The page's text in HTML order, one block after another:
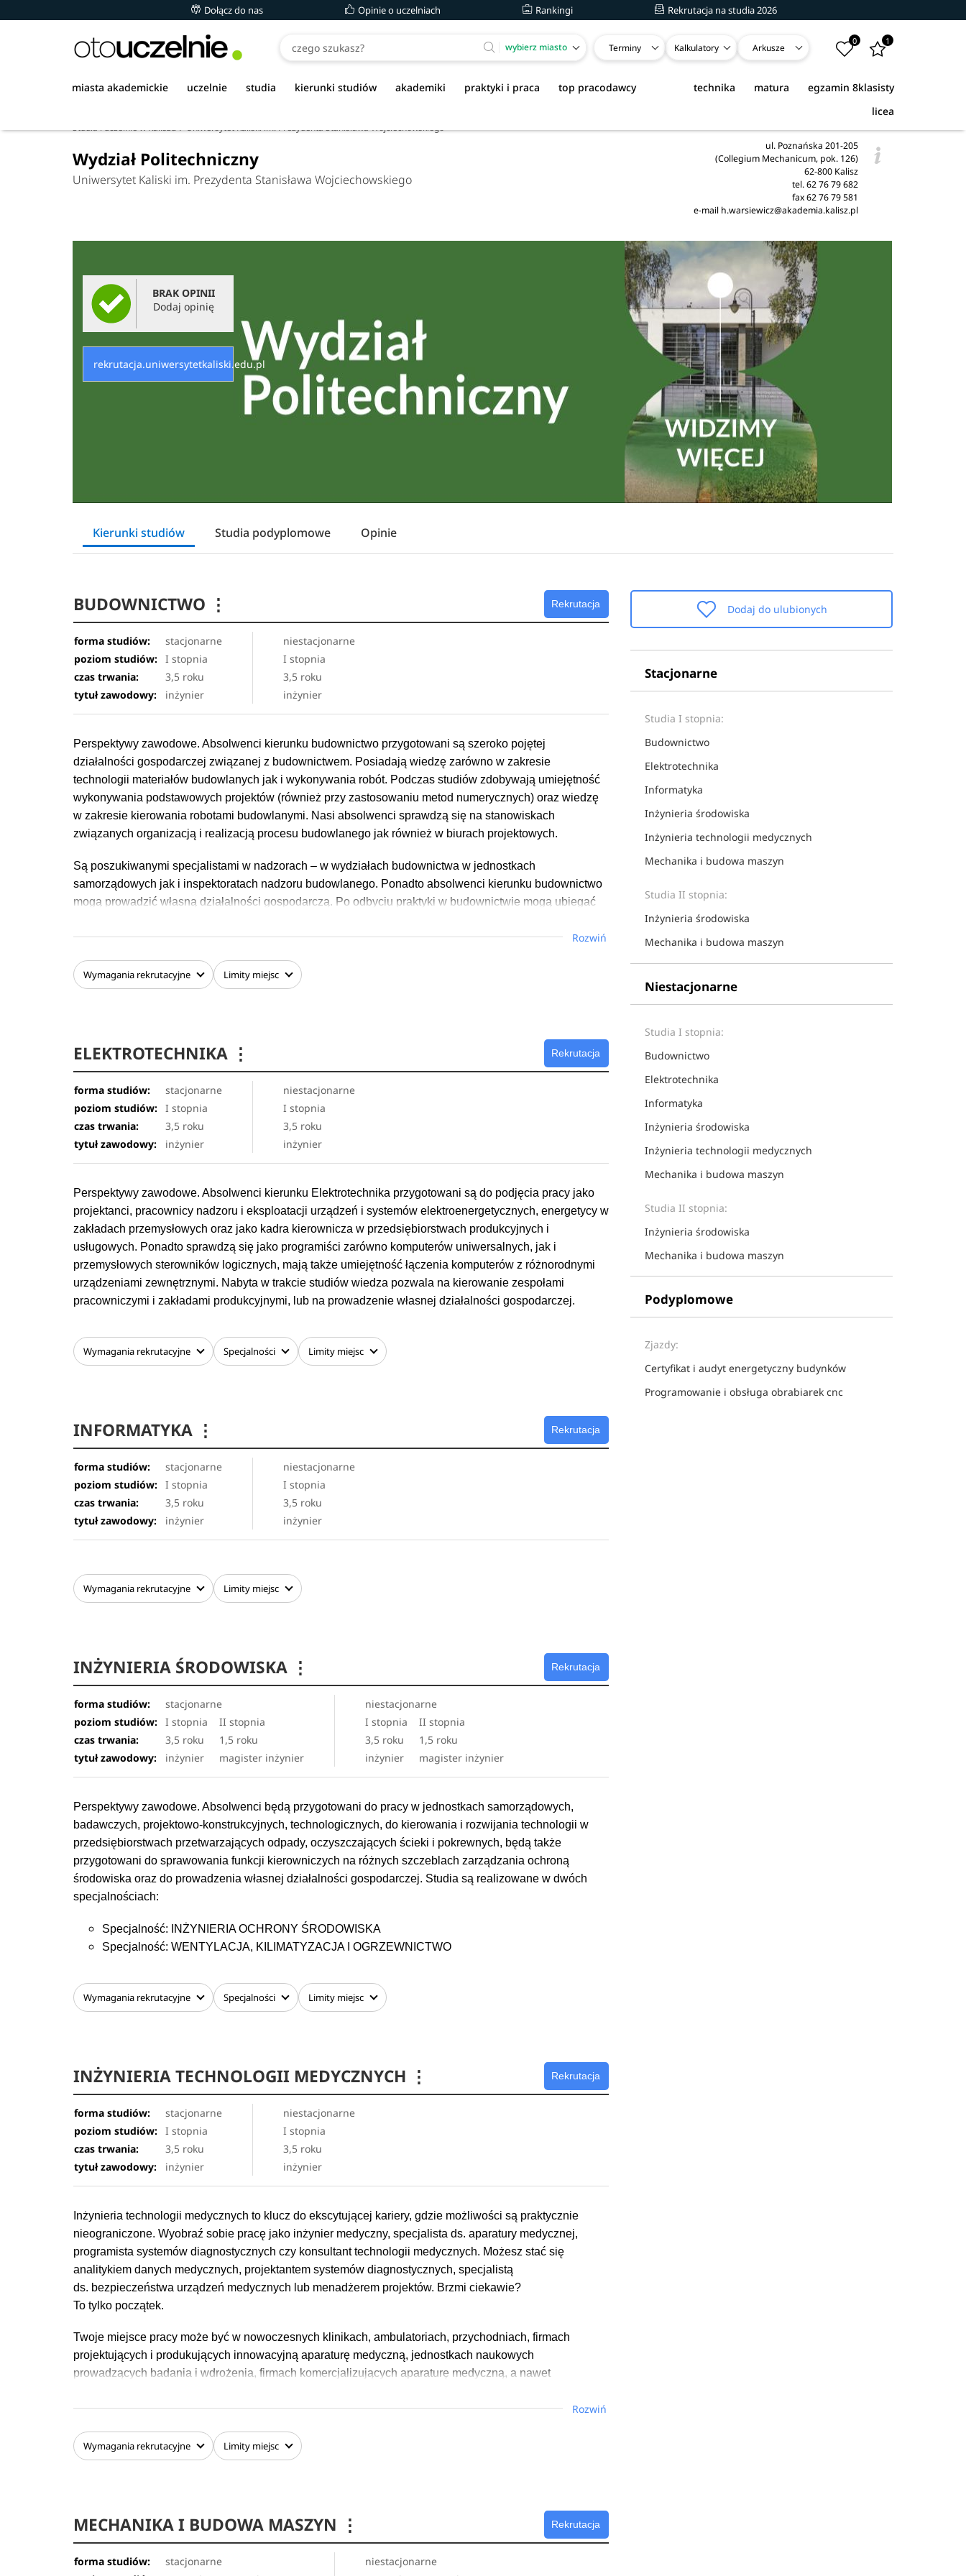
Dołącz do nas Opinie o uczelniach Rankingi Rekrutacja na studia 2026
wybierz miasto Terminy Kalkulatory Arkusze
0 1
miasta akademickie uczelnie studia kierunki studiów akademiki praktyki i praca top pracodawcy egzamin 8klasisty
matura
technika
licea
Studia i uczelnie w Kaliszu Uniwersytet Kaliski im. Prezydenta Stanisława Wojciechowskiego
Wydział Politechniczny
Uniwersytet Kaliski im. Prezydenta Stanisława Wojciechowskiego
ul. Poznańska 201-205
(Collegium Mechanicum, pok. 126)
62-800 Kalisz
tel. 62 76 79 682
fax 62 76 79 581
e-mail h.warsiewicz@akademia.kalisz.pl
BRAK OPINII
Dodaj opinię
rekrutacja.uniwersytetkaliski.edu.pl
Kierunki studiów Studia podyplomowe Opinie
BUDOWNICTWO ⋮ Rekrutacja
forma studiów: stacjonarne
niestacjonarne
poziom studiów: I stopnia
I stopnia
czas trwania:
3,5 roku
3,5 roku
tytuł zawodowy:
inżynier inżynier
Perspektywy zawodowe. Absolwenci kierunku budownictwo przygotowani są szeroko pojętej
działalności gospodarczej związanej z budownictwem. Posiadają wiedzę zarówno w zakresie
technologii materiałów budowlanych jak i wykonywania robót. Podczas studiów zdobywają umiejętność
wykonywania podstawowych projektów (również przy zastosowaniu metod numerycznych) oraz wiedzę
w zakresie kierowania robotami budowlanymi. Nasi absolwenci sprawdzą się na stanowiskach
związanych organizacją i realizacją procesu budowlanego jak również w biurach projektowych.
Są poszukiwanymi specjalistami w nadzorach – w wydziałach budownictwa w jednostkach
samorządowych jak i inspektoratach nadzoru budowlanego. Ponadto absolwenci kierunku budownictwo
mogą prowadzić własną działalności gospodarczą. Po odbyciu praktyki w budownictwie mogą ubiegać
ukończyły studia I stopnia.
Rozwiń
Wymagania rekrutacyjne Limity miejsc
ELEKTROTECHNIKA ⋮ Rekrutacja
forma studiów: stacjonarne
niestacjonarne
poziom studiów: I stopnia
I stopnia
czas trwania:
3,5 roku
3,5 roku
tytuł zawodowy:
inżynier inżynier
Perspektywy zawodowe. Absolwenci kierunku Elektrotechnika przygotowani są do podjęcia pracy jako
projektanci, pracownicy nadzoru i eksploatacji urządzeń i systemów elektroenergetycznych, energetycy w
zakładach przemysłowych oraz jako kadra kierownicza w przedsiębiorstwach produkcyjnych i
usługowych. Ponadto sprawdzą się jako programiści zarówno komputerów uniwersalnych, jak i
przemysłowych sterowników logicznych, mają także umiejętność łączenia komputerów z różnorodnymi
urządzeniami zewnętrznymi. Nabyta w trakcie studiów wiedza pozwala na kierowanie zespołami
pracowniczymi i zakładami produkcyjnymi, lub na prowadzenie własnej działalności gospodarczej.
Wymagania rekrutacyjne Specjalności Limity miejsc
INFORMATYKA ⋮ Rekrutacja
forma studiów: stacjonarne
niestacjonarne
poziom studiów: I stopnia
I stopnia
czas trwania:
3,5 roku
3,5 roku
tytuł zawodowy:
inżynier inżynier
Wymagania rekrutacyjne Limity miejsc
INŻYNIERIA ŚRODOWISKA ⋮ Rekrutacja
forma studiów: stacjonarne
niestacjonarne
poziom studiów: I stopnia II stopnia I stopnia
II stopnia
czas trwania:
3,5 roku 1,5 roku 3,5 roku
1,5 roku
tytuł zawodowy:
inżynier magister inżynier inżynier magister inżynier
Perspektywy zawodowe. Absolwenci będą przygotowani do pracy w jednostkach samorządowych,
badawczych, projektowo-konstrukcyjnych, technologicznych, do kierowania i rozwijania technologii w
przedsiębiorstwach przetwarzających odpady, oczyszczających ścieki i pokrewnych, będą także
przygotowani do sprawowania funkcji kierowniczych na różnych szczeblach zarządzania ochroną
środowiska oraz do prowadzenia własnej działalności gospodarczej. Studia są realizowane w dwóch
specjalnościach:
Specjalność: INŻYNIERIA OCHRONY ŚRODOWISKA
Specjalność: WENTYLACJA, KILIMATYZACJA I OGRZEWNICTWO
Wymagania rekrutacyjne Specjalności Limity miejsc
INŻYNIERIA TECHNOLOGII MEDYCZNYCH ⋮ Rekrutacja
forma studiów: stacjonarne
niestacjonarne
poziom studiów: I stopnia
I stopnia
czas trwania:
3,5 roku
3,5 roku
tytuł zawodowy:
inżynier inżynier
Inżynieria technologii medycznych to klucz do ekscytującej kariery, gdzie możliwości są praktycznie
nieograniczone. Wyobraź sobie pracę jako inżynier medyczny, specjalista ds. aparatury medycznej,
programista systemów diagnostycznych czy konsultant technologii medycznych. Możesz stać się
analitykiem danych medycznych, projektantem systemów diagnostycznych, specjalistą
ds. bezpieczeństwa urządzeń medycznych lub menadżerem projektów. Brzmi ciekawie?
To tylko początek.
Twoje miejsce pracy może być w nowoczesnych klinikach, ambulatoriach, przychodniach, firmach
projektujących i produkujących innowacyjną aparaturę medyczną, jednostkach naukowych
prowadzących badania i wdrożenia, firmach komercjalizujących aparaturę medyczną, a nawet
Rozwiń
Wymagania rekrutacyjne Limity miejsc
MECHANIKA I BUDOWA MASZYN ⋮ Rekrutacja
forma studiów: stacjonarne
niestacjonarne
Dodaj do ulubionych
Stacjonarne
Studia I stopnia:
Budownictwo
Elektrotechnika
Informatyka
Inżynieria środowiska
Inżynieria technologii medycznych
Mechanika i budowa maszyn
Studia II stopnia:
Inżynieria środowiska
Mechanika i budowa maszyn
Niestacjonarne
Studia I stopnia:
Budownictwo
Elektrotechnika
Informatyka
Inżynieria środowiska
Inżynieria technologii medycznych
Mechanika i budowa maszyn
Studia II stopnia:
Inżynieria środowiska
Mechanika i budowa maszyn
Podyplomowe
Zjazdy:
Certyfikat i audyt energetyczny budynków
Programowanie i obsługa obrabiarek cnc